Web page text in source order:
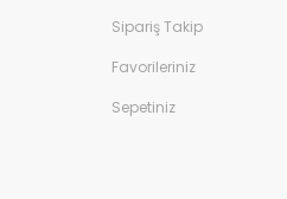
Sipariş Takip
Favorileriniz
Sepetiniz